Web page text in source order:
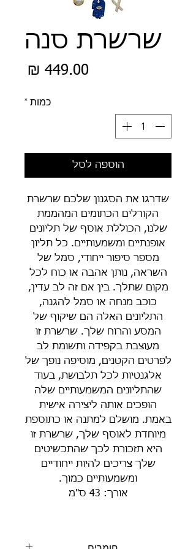
שרשרת סנה
כמות *
הוספה לסל
שדרגו את הסגנון שלכם שרשרת
הקורלים הכתומים המהממת
שלנו, הכוללת אוסף של תליונים
אופנתיים ומשמעותיים. כל תליון
מספר סיפור ייחודי, סמל של
השראה, נותן אהבה או כוח לכל
מקום שתלך. בין אם זה לב עדין,
כוכב מנחה או סמל להגנה,
התליונים האלה הם שיקוף של
המסע והרוח שלך. שרשרת זו
מעוצבת בקפידה ותשומת לב
לפרטים הקטנים, מוסיפה נופך של
אלגנטיות לכל תלבושת, בעוד
שהתליונים המשמעותיים שלה
הופכים אותה ליצירה אישית
באמת. מושלם למתנה או כתוספת
מיוחדת לאוסף שלך, שרשרת זו
היא תזכורת לכך שהתכשיטים
שלך צריכים להיות ייחודיים
ומשמעותיים כמוך.
אורך: 43 ס"מ